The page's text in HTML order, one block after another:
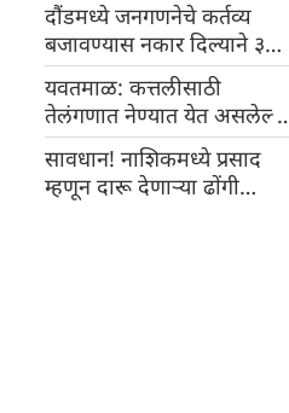
दौंडमध्ये जनगणनेचे कर्तव्य
बजावण्यास नकार दिल्याने ३
शिक्षकांवर गुन्हा दाखल
यवतमाळ: कत्तलीसाठी
तेलंगणात नेण्यात येत असलेल्या
जनावरांची सुटका; तीन
तस्करांविरुद्ध गुन्हा दाखल
सावधान! नाशिकमध्ये प्रसाद
म्हणून दारू देणाऱ्या ढोंगी